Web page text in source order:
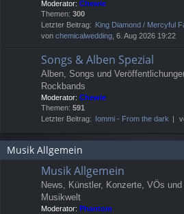
Moderator: Chewie
Themen: 300
Letzter Beitrag: King Diamond / Mercyful
von chemicalwedding , 6. Aug 2026 19:22
Songs & Alben Spezial
Alben, Songs und
Rockbands
Moderator: Chewie
Themen: 591
Letzter Beitrag: Iommi - From the dark
Musik Allgemein
Musik Allgemein
News, Künstler, Konzerte, VÖs
Musikwelt
Moderator: Phantom